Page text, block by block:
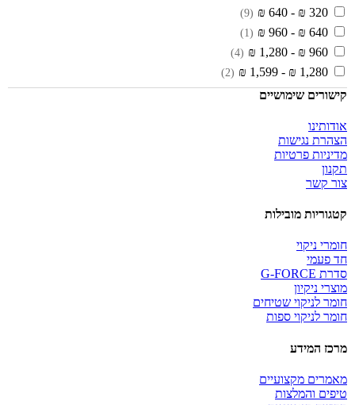
320 ₪ - 640 ₪
(9)
640 ₪ - 960 ₪
(1)
960 ₪ - 1,280 ₪
(4)
1,280 ₪ - 1,599 ₪
(2)
קישורים שימושיים
אודותינו
הצהרת נגישות
מדיניות פרטיות
תקנון
צור קשר
קטגוריות מובילות
חומרי ניקוי
חד פעמי
סדרת G-FORCE
מוצרי ניקיון
חומר לניקוי שטיחים
חומר לניקוי ספות
מרכז המידע
מאמרים מקצועיים
טיפים והמלצות